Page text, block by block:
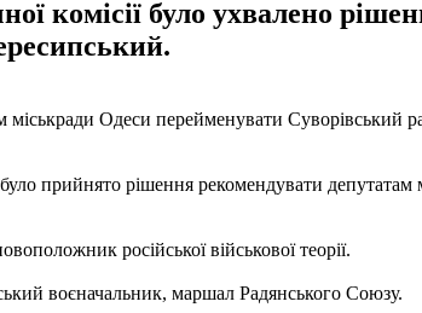
комісії було ухвалено
міськради Одеси перейменувати
було прийнято рішення рекомендувати
російської військової теорії.
воєначальник, маршал Радянського Союзу.